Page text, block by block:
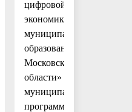
цифровой
экономики
муниципального
образования
Московской
области»
муниципальной
программы